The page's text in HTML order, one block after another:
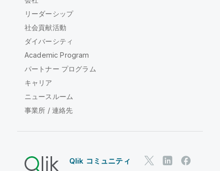
リーダーシップ
社会貢献活動
ダイバーシティ
Academic Program
パートナー プログラム
キャリア
ニュースルーム
事業所 / 連絡先
Qlik コミュニティ